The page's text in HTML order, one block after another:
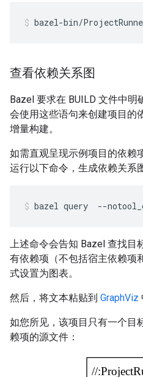
bazel-bin/
查看依赖关系图
Bazel 要求在 BUILD 文件中
会使用这些语句来创建项目的
增量构建。
如需直观呈现示例项目的依赖
运行以下命令，生成依赖关系
bazel query --
上述命令会告知 Bazel 查找目
有依赖项（不包括宿主依赖项
式设置为图表。
然后，将文本粘贴到 GraphViz
如您所见，该项目只有一个目
赖项的源文件：